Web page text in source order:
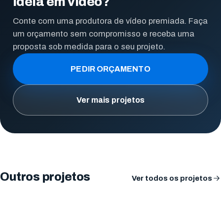
Conte com uma produtora de vídeo premiada. Faça
um orçamento sem compromisso e receba uma
proposta sob medida para o seu projeto.
PEDIR ORÇAMENTO
Ver mais projetos
Outros projetos Ver todos os projetos